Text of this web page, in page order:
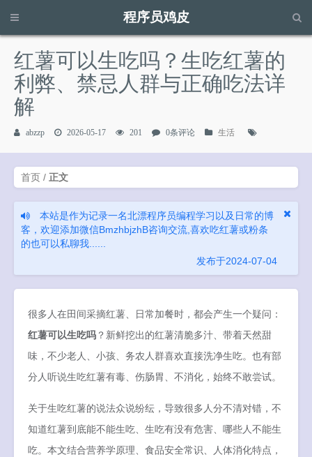
程序员鸡皮
请输入关键字进行搜索...
红薯可以生吃吗？生吃红薯的
利弊、禁忌人群与正确吃法详
解
abzzp 2026-05-17 201 0条评论 生活
首页 / 正文
本站是作为记录一名北漂程序员编程学习以及日常的博
客，欢迎添加微信BmzhbjzhB咨询交流,喜欢吃红薯或粉条
的也可以私聊我......
发布于2024-07-04
很多人在田间采摘红薯、日常加餐时，都会产生一个疑问：
红薯可以生吃吗 ？新鲜挖出的红薯清脆多汁、带着天然甜
味，不少老人、小孩、务农人群喜欢直接洗净生吃。也有部
分人听说生吃红薯有毒、伤肠胃、不消化，始终不敢尝试。
关于生吃红薯的说法众说纷纭，导致很多人分不清对错，不
知道红薯到底能不能生吃、生吃有没有危害、哪些人不能生
吃。本文结合营养学原理、食品安全常识、人体消化特点，